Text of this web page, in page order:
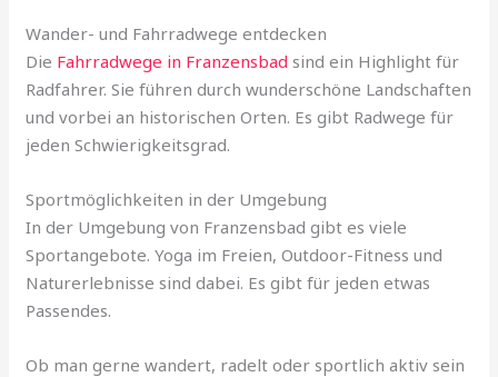
Wander- und Fahrradwege entdecken
Die Fahrradwege in Franzensbad sind ein Highlight für
Radfahrer. Sie führen durch wunderschöne Landschaften
und vorbei an historischen Orten. Es gibt Radwege für
jeden Schwierigkeitsgrad.
Sportmöglichkeiten in der Umgebung
In der Umgebung von Franzensbad gibt es viele
Sportangebote. Yoga im Freien, Outdoor-Fitness und
Naturerlebnisse sind dabei. Es gibt für jeden etwas
Passendes.
Ob man gerne wandert, radelt oder sportlich aktiv sein